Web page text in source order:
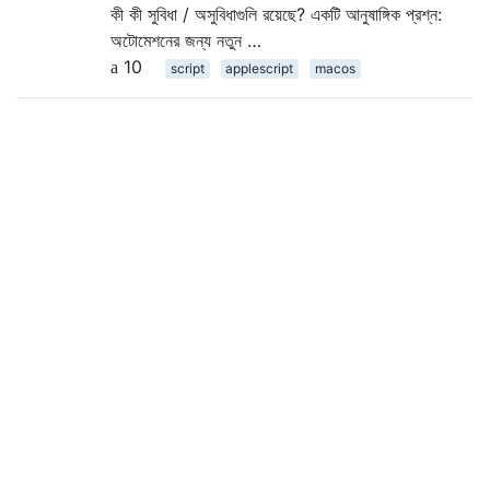
কী কী সুবিধা / অসুবিধাগুলি রয়েছে? একটি আনুষাঙ্গিক প্রশ্ন:
অটোমেশনের জন্য নতুন …
10
script applescript macos